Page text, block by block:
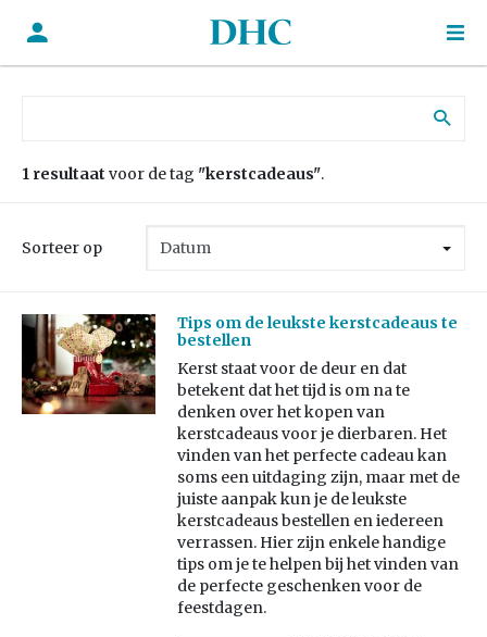
1 resultaat voor de tag "kerstcadeaus".
Sorteer op
Tips om de leukste kerstcadeaus te
bestellen
Kerst staat voor de deur en dat
betekent dat het tijd is om na te
denken over het kopen van
kerstcadeaus voor je dierbaren. Het
vinden van het perfecte cadeau kan
soms een uitdaging zijn, maar met de
juiste aanpak kun je de leukste
kerstcadeaus bestellen en iedereen
verrassen. Hier zijn enkele handige
tips om je te helpen bij het vinden van
de perfecte geschenken voor de
feestdagen.